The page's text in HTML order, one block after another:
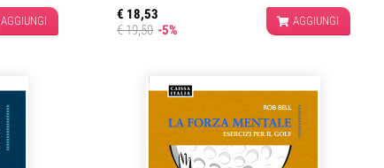
AGGIUNGI
€ 18,53
€ 19,50 -5%
AGGIUNGI